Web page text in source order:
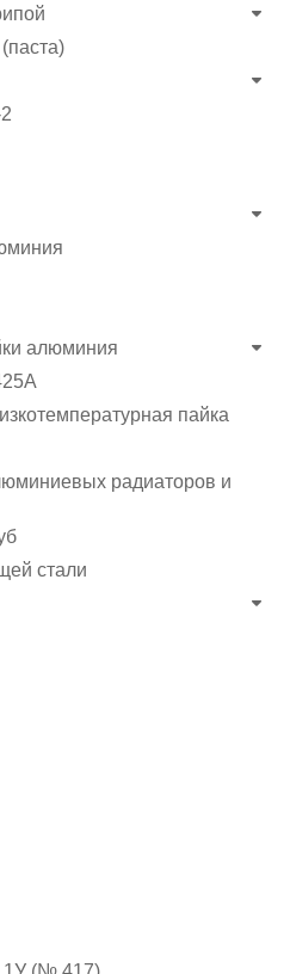
алюминия
пайка
радиаторов и
стали